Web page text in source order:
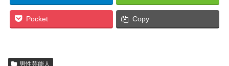
Pocket Copy
男性芸能人